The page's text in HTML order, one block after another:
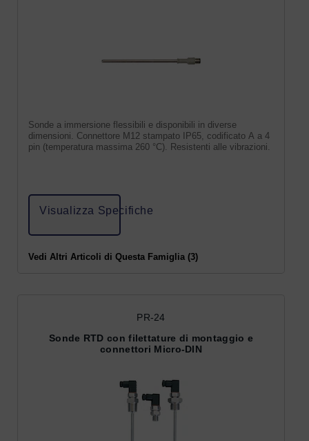
Sonde a immersione flessibili e disponibili in diverse
dimensioni. Connettore M12 stampato IP65, codificato A a 4
pin (temperatura massima 260 °C). Resistenti alle vibrazioni.
Visualizza Specifiche
Vedi Altri Articoli di Questa Famiglia (3)
PR-24
Sonde RTD con filettature di montaggio e
connettori Micro-DIN